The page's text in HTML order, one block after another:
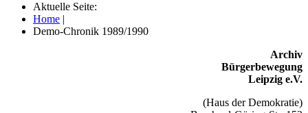
Aktuelle Seite:
Home |
Demo-Chronik 1989/1990
Archiv
Bürgerbewegung
Leipzig e.V.
(Haus der Demokratie)